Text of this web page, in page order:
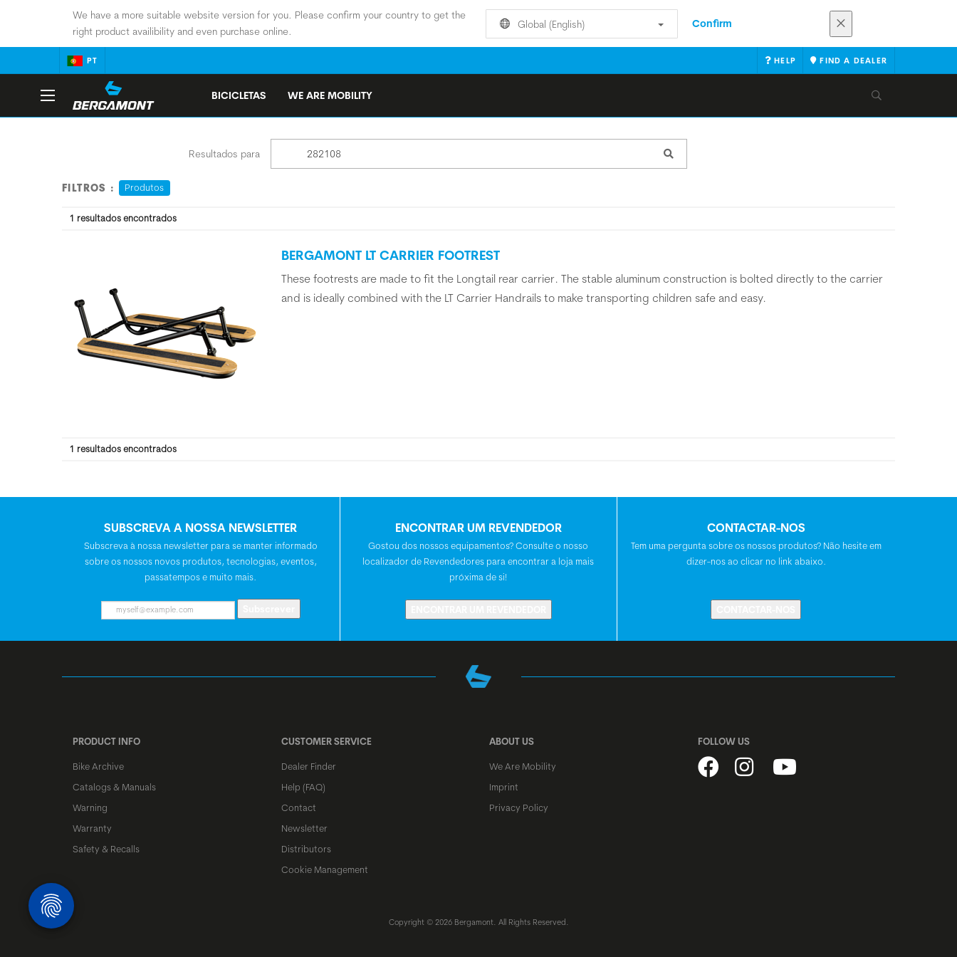
We have a more suitable website version for you. Please confirm your country to get the
right product availibility and even purchase online.
Global (English) Confirm
PT HELP FIND A DEALER
BICICLETAS WE ARE MOBILITY
Resultados para
FILTROS : Produtos
1 resultados encontrados
BERGAMONT LT CARRIER FOOTREST
These footrests are made to fit the Longtail rear carrier. The stable aluminum construction is bolted directly to the carrier
and is ideally combined with the LT Carrier Handrails to make transporting children safe and easy.
1 resultados encontrados
SUBSCREVA A NOSSA NEWSLETTER
Subscreva à nossa newsletter para se manter informado
sobre os nossos novos produtos, tecnologias, eventos,
passatempos e muito mais.
ENCONTRAR UM REVENDEDOR
Gostou dos nossos equipamentos? Consulte o nosso
localizador de Revendedores para encontrar a loja mais
próxima de si!
CONTACTAR-NOS
Tem uma pergunta sobre os nossos produtos? Não hesite em
dizer-nos ao clicar no link abaixo.
PRODUCT INFO
Bike Archive
Catalogs & Manuals
Warning
Warranty
Safety & Recalls
CUSTOMER SERVICE
Dealer Finder
Help (FAQ)
Contact
Newsletter
Distributors
Cookie Management
ABOUT US
We Are Mobility
Imprint
Privacy Policy
FOLLOW US
Copyright © 2026 Bergamont. All Rights Reserved.